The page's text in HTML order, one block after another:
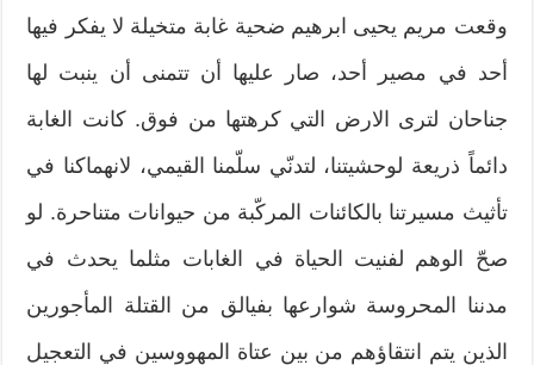
وقعت مريم يحيى ابرهيم ضحية غابة متخيلة لا يفكر فيها
أحد في مصير أحد، صار عليها أن تتمنى أن ينبت لها
جناحان لترى الارض التي كرهتها من فوق. كانت الغابة
دائماً ذريعة لوحشيتنا، لتدنّي سلّمنا القيمي، لانهماكنا في
تأثيث مسيرتنا بالكائنات المركّبة من حيوانات متناحرة. لو
صحّ الوهم لفنيت الحياة في الغابات مثلما يحدث في
مدننا المحروسة شوارعها بفيالق من القتلة المأجورين
الذين يتم انتقاؤهم من بين عتاة المهووسين في التعجيل